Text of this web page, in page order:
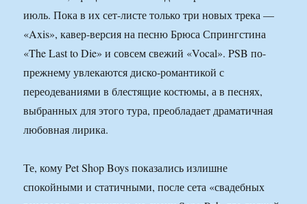
июль. Пока в их сет-листе только три новых трека —
«Axis», кавер-версия на песню Брюса Спрингстина
«The Last to Die» и совсем свежий «Vocal». PSB по-
прежнему увлекаются диско-романтикой с
переодеваниями в блестящие костюмы, а в песнях,
выбранных для этого тура, преобладает драматичная
любовная лирика.
Те, кому Pet Shop Boys показались излишне
спокойными и статичными, после сета «свадебных